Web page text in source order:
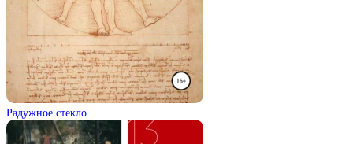
Радужное стекло